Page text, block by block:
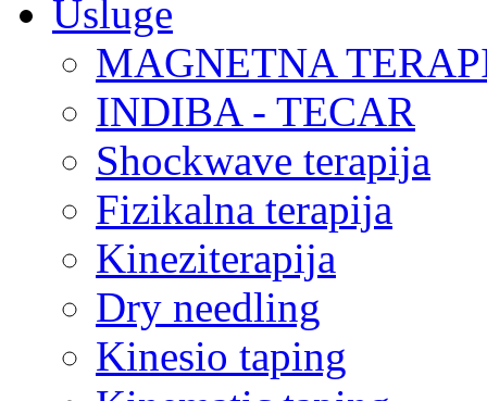
Usluge
MAGNETNA
INDIBA - TECAR
Shockwave terapija
Fizikalna terapija
Kineziterapija
Dry needling
Kinesio taping